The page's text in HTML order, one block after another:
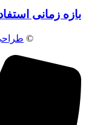
بازه زمانی
©